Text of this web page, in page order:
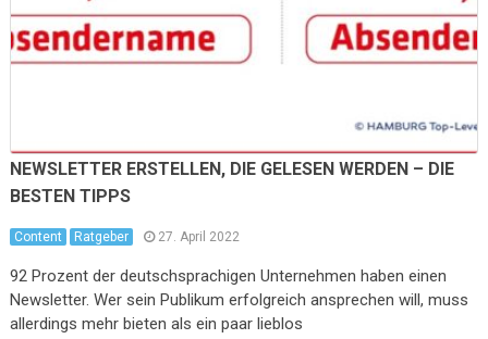
NEWSLETTER ERSTELLEN, DIE GELESEN WERDEN – DIE
BESTEN TIPPS
Content Ratgeber 27. April 2022
92 Prozent der deutschsprachigen Unternehmen haben einen
Newsletter. Wer sein Publikum erfolgreich ansprechen will, muss
allerdings mehr bieten als ein paar lieblos